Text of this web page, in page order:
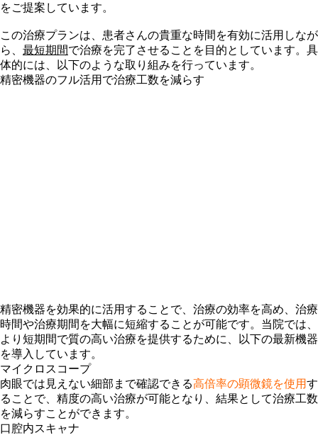
をご提案しています。
この治療プランは、患者さんの貴重な時間を有効に活用しなが
ら、 最短期間で治療を完了させることを目的としています。具
体的には、以下のような取り組みを行っています。
精密機器のフル活用で治療工数を減らす
精密機器を効果的に活用することで、治療の効率を高め、治療
時間や治療期間を大幅に短縮することが可能です。当院では、
より短期間で質の高い治療を提供するために、以下の最新機器
を導入しています。
マイクロスコープ
肉眼では見えない細部まで確認できる高倍率の顕微鏡を使用す
ることで、精度の高い治療が可能となり、結果として治療工数
を減らすことができます。
口腔内スキャナ